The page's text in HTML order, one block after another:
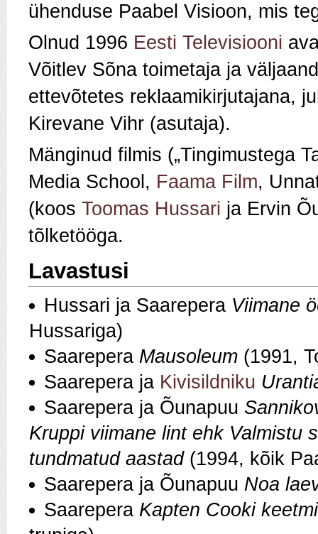
ühenduse Paabel Visioon, mis
Olnud 1996 Eesti Televisiooni
Võitlev Sõna toimetaja ja
ettevõtetes reklaamikirjutajana,
Kirevane Vihr (asutaja).
Mänginud filmis („Tingimustega
Media School, Faama Film,
(koos Toomas Hussari ja Ervin
tõlketööga.
Lavastusi
Hussari ja Saarepera Viimane
Hussariga)
Saarepera Mausoleum (1991,
Saarepera ja Kivisildniku
Saarepera ja Õunapuu
Kruppi viimane lint ehk Valmistu
tundmatud aastad(1994, kõik
Saarepera ja Õunapuu Noa
Saarepera Kapten Cooki